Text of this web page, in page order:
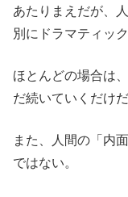
あたりまえだが、
別にドラマティッ
ほとんどの場合は
だ続いていくだけだ
また、人間の「内
ではない。